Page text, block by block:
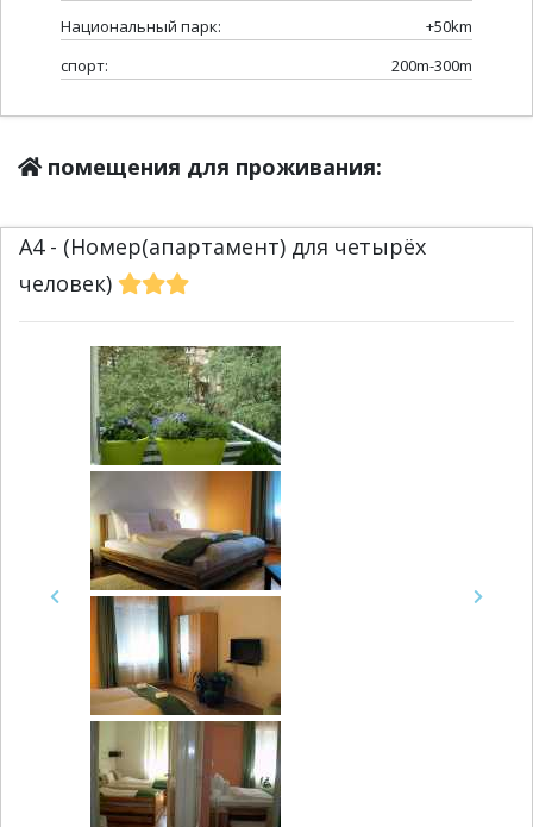
Национальный парк:
+50km
спорт:
200m-300m
помещения для проживания:
A4 - (Номер(апартамент) для четырёх
человек)
Previous Next